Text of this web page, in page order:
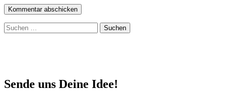
Suchen
nach:
Sende uns Deine Idee!